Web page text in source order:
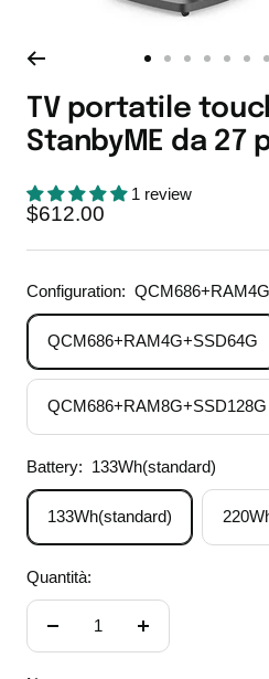
alla
slide
1
alla
slide
alla
slide
3
alla
slide
4
alla
slide
5
alla
slide
7
TV portatile
StanbyME da 27
1 review
Prezzo
di
vendita
$612.00
Configuration:
QCM686+RAM4G+SSD64G
QCM686+RAM8G+SSD128G
Battery: 133Wh(standard)
133Wh(standard)
Quantità: